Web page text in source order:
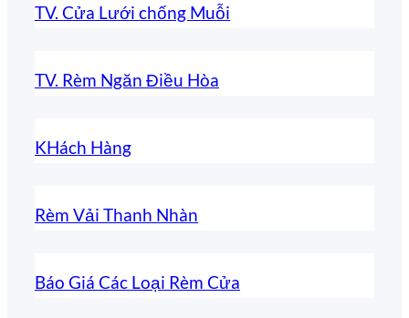
TV. Cửa Lưới chống Muỗi
TV. Rèm Ngăn Điều Hòa
KHách Hàng
Rèm Vải Thanh Nhàn
Báo Giá Các Loại Rèm Cửa